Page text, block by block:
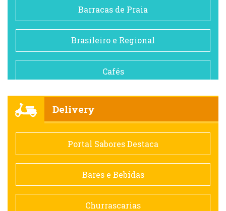
Barracas de Praia
Brasileiro e Regional
Cafés
Comida saudável
Contemporânea
Doceria
Delivery
Portal Sabores Destaca
Bares e Bebidas
Churrascarias